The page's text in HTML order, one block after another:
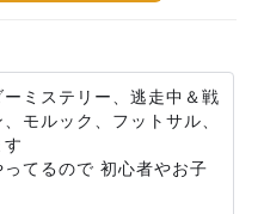
ミステリー、逃走中＆戦
モルック、フットサル、
てるので 初心者やお子